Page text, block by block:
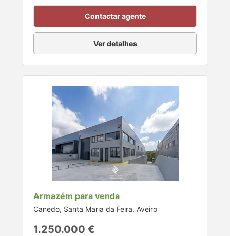
Contactar agente
Ver detalhes
Armazém para venda
Canedo, Santa Maria da Feira, Aveiro
1.250.000 €